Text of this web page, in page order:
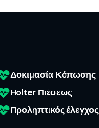
Δοκιμασία Κόπωσης
Holter Πιέσεως
Προληπτικός έλεγχος